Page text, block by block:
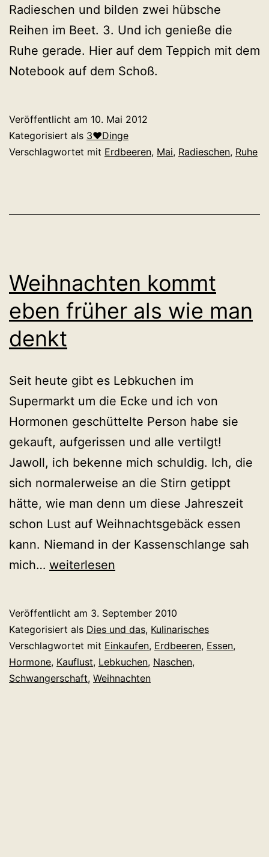
Radieschen und bilden zwei hübsche
Reihen im Beet. 3. Und ich genieße die
Ruhe gerade. Hier auf dem Teppich mit dem
Notebook auf dem Schoß.
Veröffentlicht am 10. Mai 2012
Kategorisiert als 3♥Dinge
Verschlagwortet mit Erdbeeren, Mai, Radieschen, Ruhe
Weihnachten kommt
eben früher als wie man
denkt
Seit heute gibt es Lebkuchen im
Supermarkt um die Ecke und ich von
Hormonen geschüttelte Person habe sie
gekauft, aufgerissen und alle vertilgt!
Jawoll, ich bekenne mich schuldig. Ich, die
sich normalerweise an die Stirn getippt
hätte, wie man denn um diese Jahreszeit
schon Lust auf Weihnachtsgebäck essen
kann. Niemand in der Kassenschlange sah
mich… Weihnachten
früher
als
wie
man
weiterlesen
Veröffentlicht am 3. September 2010
Kategorisiert als Dies und das, Kulinarisches
Verschlagwortet mit Einkaufen, Erdbeeren, Essen,
Hormone, Kauflust, Lebkuchen, Naschen,
Schwangerschaft, Weihnachten